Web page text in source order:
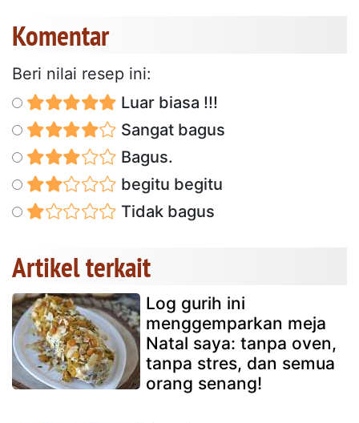
Komentar
Beri nilai resep ini:
Luar biasa !!!
Sangat bagus
Bagus.
begitu begitu
Tidak bagus
Artikel terkait
Log gurih ini
menggemparkan meja
Natal saya: tanpa oven,
tanpa stres, dan semua
orang senang!